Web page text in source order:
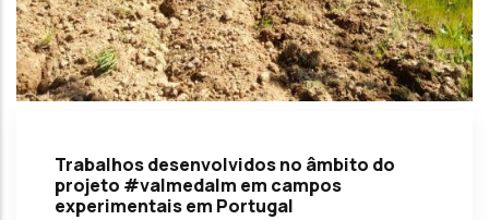
Trabalhos desenvolvidos no âmbito do
projeto #valmedalm em campos
experimentais em Portugal